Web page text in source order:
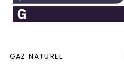
GAZ NATUREL